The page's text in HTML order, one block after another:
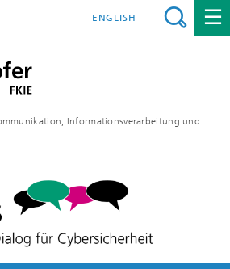
Informationsverarbeitung und
ENGLISH